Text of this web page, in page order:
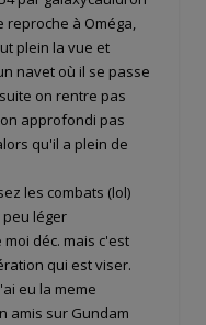
à Oméga,
plein la vue et
navet où il se passe
on rentre pas
approfondi pas
qu'il a plein de
les combats (lol)
léger
déc. mais c'est
qui est viser.
eu la meme
amis sur Gundam